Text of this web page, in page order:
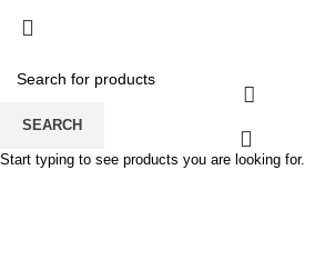
SEARCH
Start typing to see products you are looking for.